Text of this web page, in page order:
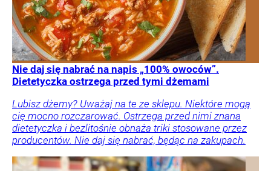
Nie daj się nabrać na napis „100% owoców”.
Dietetyczka ostrzega przed tymi dżemami
Lubisz dżemy? Uważaj na te ze sklepu. Niektóre mogą
cię mocno rozczarować. Ostrzega przed nimi znana
dietetyczka i bezlitośnie obnaża triki stosowane przez
producentów. Nie daj się nabrać, będąc na zakupach.